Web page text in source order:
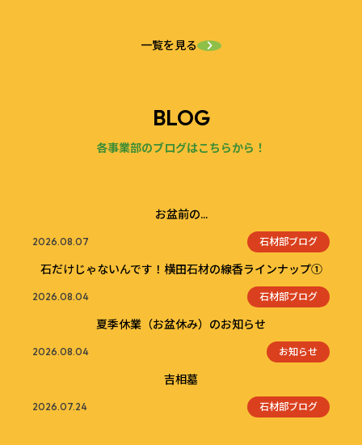
一覧を見る
BLOG
各事業部のブログはこちらから！
お盆前の...
2026.08.07 石材部ブログ
石だけじゃないんです！横田石材の線香ラインナップ①
2026.08.04 石材部ブログ
夏季休業（お盆休み）のお知らせ
2026.08.04 お知らせ
吉相墓
2026.07.24 石材部ブログ